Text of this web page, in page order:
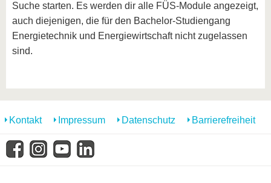
Suche starten. Es werden dir alle FÜS-Module angezeigt,
auch diejenigen, die für den Bachelor-Studiengang
Energietechnik und Energiewirtschaft nicht zugelassen
sind.
Kontakt Impressum Datenschutz Barrierefreiheit